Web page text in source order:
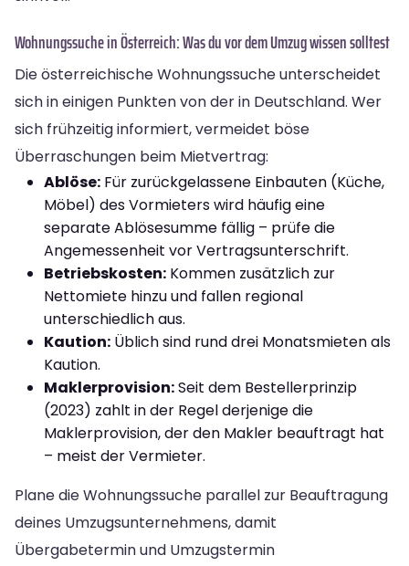
Wohnungssuche in Österreich: Was du vor dem Umzug wissen solltest
Die österreichische Wohnungssuche unterscheidet
sich in einigen Punkten von der in Deutschland. Wer
sich frühzeitig informiert, vermeidet böse
Überraschungen beim Mietvertrag:
Ablöse: Für zurückgelassene Einbauten (Küche,
Möbel) des Vormieters wird häufig eine
separate Ablösesumme fällig – prüfe die
Angemessenheit vor Vertragsunterschrift.
Betriebskosten: Kommen zusätzlich zur
Nettomiete hinzu und fallen regional
unterschiedlich aus.
Kaution: Üblich sind rund drei Monatsmieten als
Kaution.
Maklerprovision:Seit dem Bestellerprinzip
(2023) zahlt in der Regel derjenige die
Maklerprovision, der den Makler beauftragt hat
– meist der Vermieter.
Plane die Wohnungssuche parallel zur Beauftragung
deines Umzugsunternehmens, damit
Übergabetermin und Umzugstermin